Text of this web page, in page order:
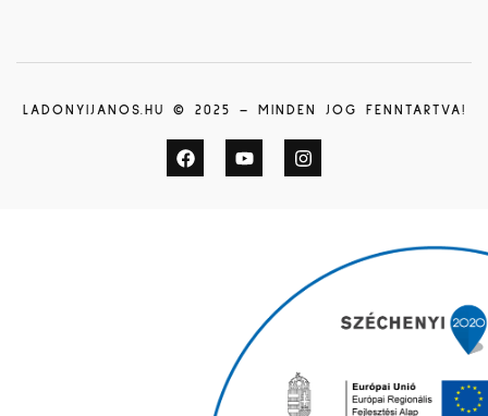
LADONYIJANOS.HU © 2025 – MINDEN JOG FENNTARTVA!